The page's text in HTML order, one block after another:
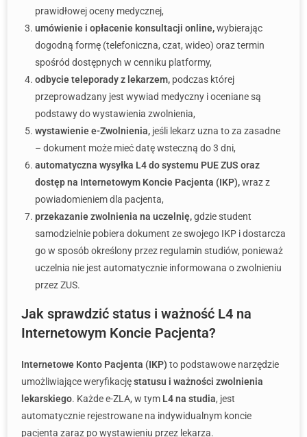
prawidłowej oceny medycznej,
umówienie i opłacenie konsultacji online,wybierając
dogodną formę (telefoniczna, czat, wideo) oraz termin
spośród dostępnych w cenniku platformy,
odbycie teleporady z lekarzem, podczas której
przeprowadzany jest wywiad medyczny i oceniane są
podstawy do wystawienia zwolnienia,
wystawienie e-Zwolnienia, jeśli lekarz uzna to za zasadne
– dokument może mieć datę wsteczną do 3 dni,
automatyczna wysyłka L4 do systemu PUE ZUS oraz
dostęp na Internetowym Koncie Pacjenta (IKP),wraz z
powiadomieniem dla pacjenta,
przekazanie zwolnienia na uczelnię,gdzie student
samodzielnie pobiera dokument ze swojego IKP i dostarcza
go w sposób określony przez regulamin studiów, ponieważ
uczelnia nie jest automatycznie informowana o zwolnieniu
przez ZUS.
Jak sprawdzić status i ważność L4 na
Internetowym Koncie Pacjenta?
Internetowe Konto Pacjenta (IKP) to podstawowe narzędzie
umożliwiające weryfikacjęstatusu i ważności zwolnienia
lekarskiego. Każde e-ZLA, w tym L4 na studia, jest
automatycznie rejestrowane na indywidualnym koncie
pacjenta zaraz po wystawieniu przez lekarza.